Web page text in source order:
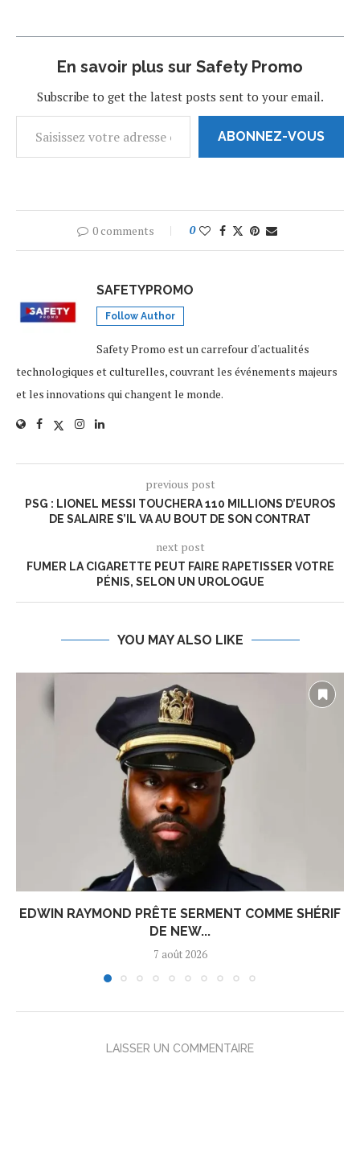
femme de Jay-Z vient de se
récompense très
clip « Formation », issu…
En savoir plus sur Safety Promo
Subscribe to get the latest posts sent to your email.
ABONNEZ-VOUS
0 comments 0
SAFETYPROMO
Follow Author
Safety Promo est un carrefour d'actualités
technologiques et culturelles, couvrant les événements majeurs
et les innovations qui changent le monde.
previous post
PSG : LIONEL MESSI TOUCHERA 110 MILLIONS D’EUROS
DE SALAIRE S’IL VA AU BOUT DE SON CONTRAT
next post
FUMER LA CIGARETTE PEUT FAIRE RAPETISSER VOTRE
PÉNIS, SELON UN UROLOGUE
YOU MAY ALSO LIKE
EDWIN RAYMOND PRÊTE SERMENT COMME SHÉRIF
DE NEW...
7 août 2026
LAISSER UN COMMENTAIRE